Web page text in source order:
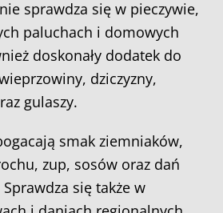
sprawdza się w pieczywie,
paluchach i domowych
doskonały dodatek do
dziczyzny,
gulaszy.
smak ziemniaków,
zup, sosów oraz dań
się także w